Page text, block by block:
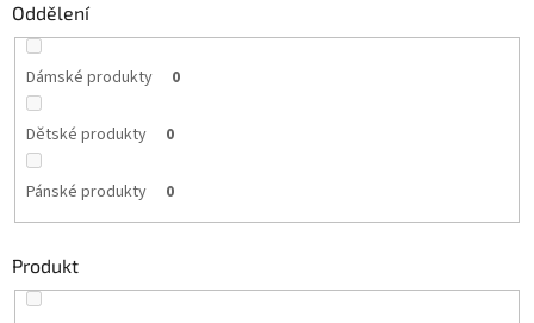
Oddělení
Dámské produkty 0
Dětské produkty 0
Pánské produkty 0
Produkt